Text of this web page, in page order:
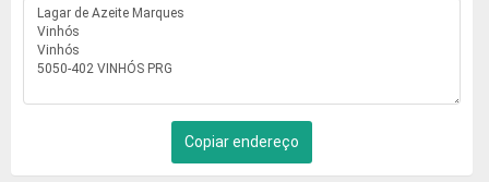
Copiar endereço